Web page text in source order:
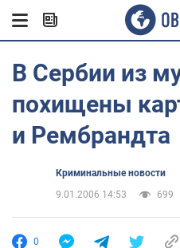
В Сербии из
похищены
и Рембрандта
Криминальные новости
9.01.2006 14:53
699
0